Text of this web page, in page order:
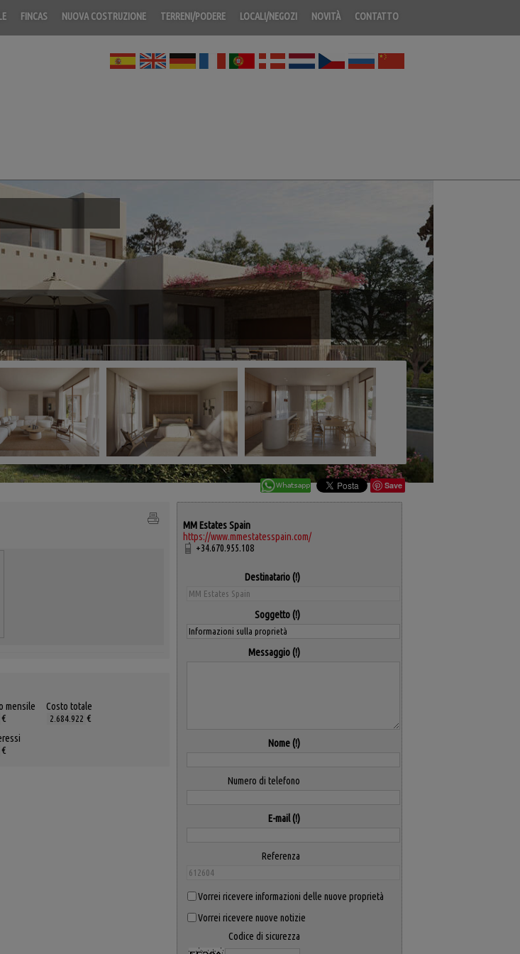
FINCAS NUOVA COSTRUZIONE TERRENI/PODERE LOCALI/NEGOZI NOVITÀ CONTATTO
Save
mensile
€
Costo totale
€
€
MM Estates Spain
https://www.mmestatesspain.com/
+34.670.955.108
Destinatario
Soggetto
Messaggio
Nome
Numero di telefono
E-mail
Referenza
Vorrei ricevere informazioni delle nuove proprietà
Vorrei ricevere nuove notizie
Codice di sicurezza